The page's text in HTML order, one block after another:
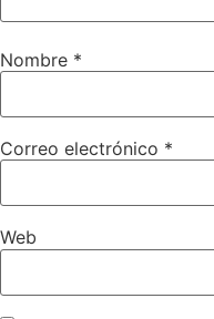
Nombre *
Correo electrónico *
Web